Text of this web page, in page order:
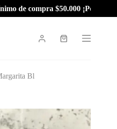
de compra $50.000 ¡Por
Shopping
Bl